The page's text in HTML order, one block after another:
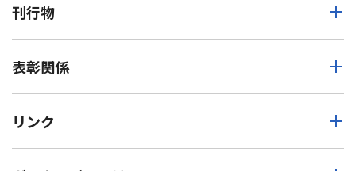
刊行物
表彰関係
リンク